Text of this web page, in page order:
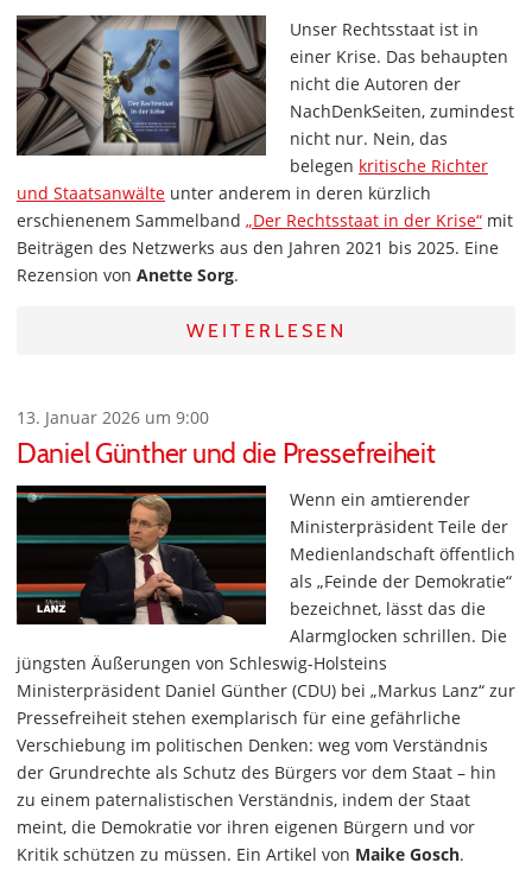
Unser Rechtsstaat ist in
einer Krise. Das behaupten
nicht die Autoren der
NachDenkSeiten, zumindest
nicht nur. Nein, das
belegen kritische Richter
und Staatsanwälte unter anderem in deren kürzlich
erschienenem Sammelband „Der Rechtsstaat in der Krise“ mit
Beiträgen des Netzwerks aus den Jahren 2021 bis 2025. Eine
Rezension von Anette Sorg.
WEITERLESEN
13. Januar 2026 um 9:00
Daniel Günther und die Pressefreiheit
Wenn ein amtierender
Ministerpräsident Teile der
Medienlandschaft öffentlich
als „Feinde der Demokratie“
bezeichnet, lässt das die
Alarmglocken schrillen. Die
jüngsten Äußerungen von Schleswig-Holsteins
Ministerpräsident Daniel Günther (CDU) bei „Markus Lanz“ zur
Pressefreiheit stehen exemplarisch für eine gefährliche
Verschiebung im politischen Denken: weg vom Verständnis
der Grundrechte als Schutz des Bürgers vor dem Staat – hin
zu einem paternalistischen Verständnis, indem der Staat
meint, die Demokratie vor ihren eigenen Bürgern und vor
Kritik schützen zu müssen. Ein Artikel von Maike Gosch.